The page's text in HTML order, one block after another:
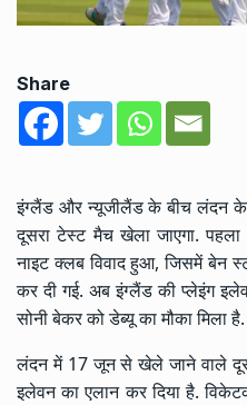
Share
इंग्लैंड और न्यूजीलैंड के बीच लंदन
दूसरा टेस्ट मैच खेला जाएगा.
नाइट क्लब विवाद हुआ, जिसमें बेन
कर दी गई. अब इंग्लैंड की प्लेइंग
सोनी बेकर को डेब्यू का मौका मिला है.
लंदन में 17 जून से खेले जाने वाले
इलेवन का एलान कर दिया है.